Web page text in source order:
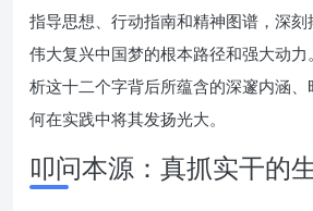
指导思想、行动指南和精神图谱，深
伟大复兴中国梦的根本路径和强大动
析这十二个字背后所蕴含的深邃内涵
何在实践中将其发扬光大。
叩问本源：真抓实干的